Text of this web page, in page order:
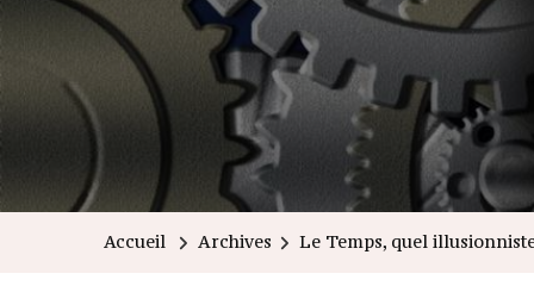
Accueil Archives Le Temps, quel